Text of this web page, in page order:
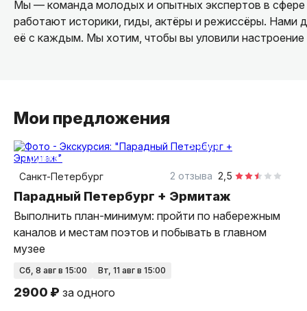
Мы — команда молодых и опытных экспертов в сфере
работают историки, гиды, актёры и режиссёры. Нами
её с каждым. Мы хотим, чтобы вы уловили
Мои предложения
3 часа
пешком
групповая
Санкт-Петербург
2,5
2 отзыва
Парадный Петербург + Эрмитаж
Выполнить план-минимум: пройти по набережным
каналов и местам поэтов и побывать в главном
музее
сб, 8 авг в 15:00 вт, 11 авг в 15:00
2900 ₽ за одного